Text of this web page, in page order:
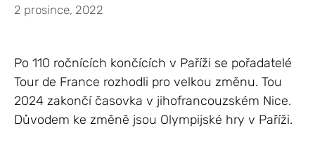
2 prosince, 2022
Po 110 ročnících končících v Paříži se pořadatelé
Tour de France rozhodli pro velkou změnu. Tou
2024 zakončí časovka v jihofrancouzském Nice.
Důvodem ke změně jsou Olympijské hry v Paříži.